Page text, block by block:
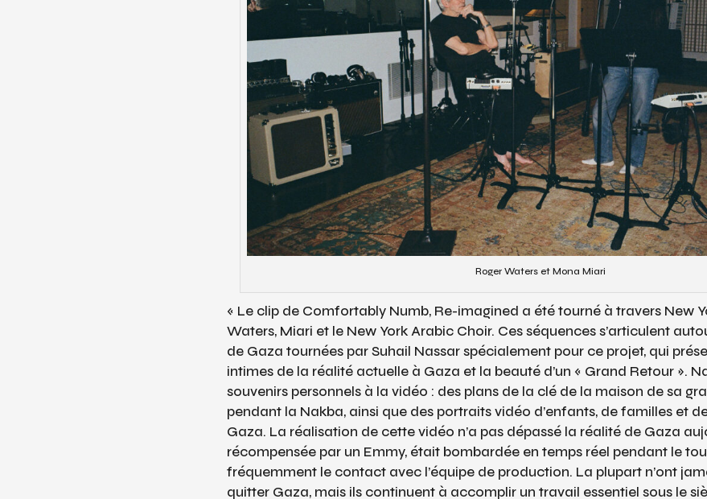
Roger Waters et Mona Miari
« Le clip de Comfortably Numb, Re-imagined a été tourné à travers New
Waters, Miari et le New York Arabic Choir. Ces séquences s’articulent
de Gaza tournées par Suhail Nassar spécialement pour ce projet, qui
intimes de la réalité actuelle à Gaza et la beauté d’un « Grand Retour ».
souvenirs personnels à la vidéo : des plans de la clé de la maison de sa
pendant la Nakba, ainsi que des portraits vidéo d’enfants, de familles et
Gaza. La réalisation de cette vidéo n’a pas dépassé la réalité de Gaza
récompensée par un Emmy, était bombardée en temps réel pendant le
fréquemment le contact avec l’équipe de production. La plupart n’ont
quitter Gaza, mais ils continuent à accomplir un travail essentiel sous le